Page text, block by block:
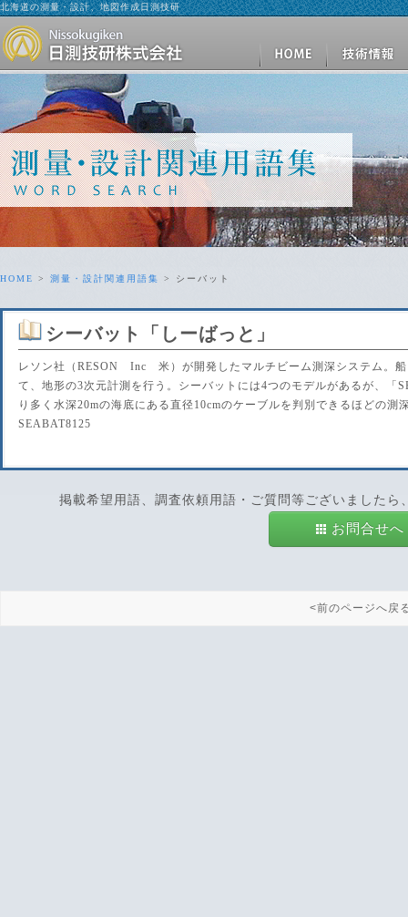
北海道の測量・設計、地図作成日測技研
HOME > 測量・設計関連用語集 > シーバット
シーバット 「しーばっと」
レソン社（RESON Inc 米）が開発したマルチビーム測深システム。
て、地形の3次元計測を行う。シーバットには4つのモデルがあるが、「
り多く水深20mの海底にある直径10cmのケーブルを判別できるほどの測
SEABAT8125
掲載希望用語、調査依頼用語・ご質問等ございました
お問合せへ
<前のページへ戻